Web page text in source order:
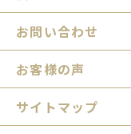
お問い合わせ
お客様の声
サイトマップ